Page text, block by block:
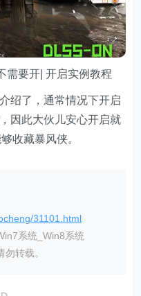
需要开| 开启实例教程
绍了，通常情况下开启
因此大伙儿安心开启就
收藏暴风侠。
31101.html
系统_Win8系统
转载。